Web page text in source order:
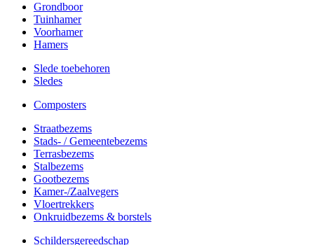
Grondboor
Tuinhamer
Voorhamer
Hamers
Slede toebehoren
Sledes
Composters
Straatbezems
Stads- / Gemeentebezems
Terrasbezems
Stalbezems
Gootbezems
Kamer-/Zaalvegers
Vloertrekkers
Onkruidbezems & borstels
Schildersgereedschap